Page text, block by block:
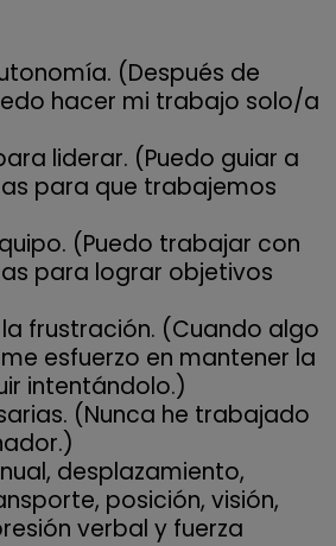
(Después de
hacer mi trabajo solo/a
liderar. (Puedo guiar a
para que trabajemos
(Puedo trabajar con
para lograr objetivos
frustración. (Cuando algo
esfuerzo en mantener la
intentándolo.)
(Nunca he trabajado
desplazamiento,
posición, visión,
verbal y fuerza